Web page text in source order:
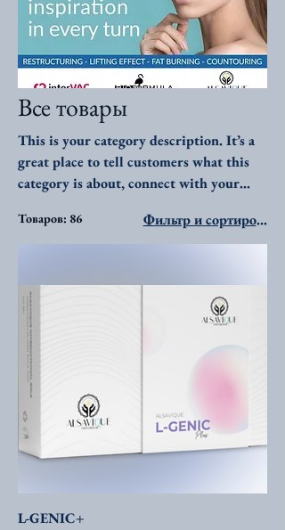
Все товары
This is your category description. It’s a
great place to tell customers what this
category is about, connect with your
products.
Товаров: 86 Фильтр и сортировка
L-GENIC+